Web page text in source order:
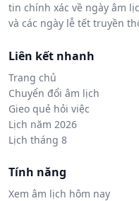
tin chính xác về ngày âm
và các ngày lễ tết truyền
Liên kết nhanh
Trang chủ
Chuyển đổi âm lịch
Gieo quẻ hỏi việc
Lịch năm 2026
Lịch tháng 8
Tính năng
Xem âm lịch hôm nay